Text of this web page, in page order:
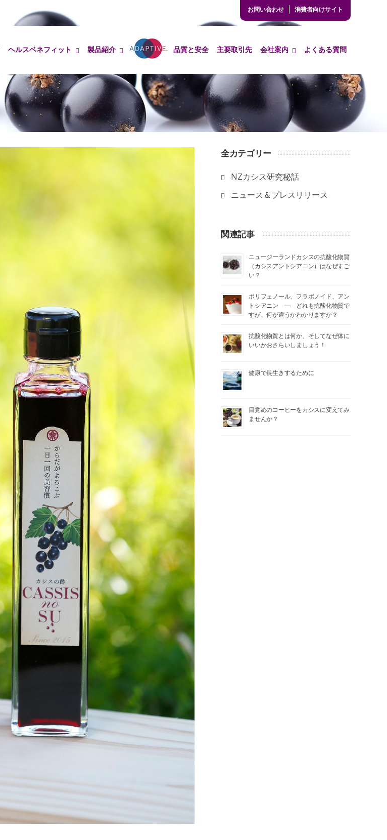
お問い合わせ 消費者向けサイト
ヘルスベネフィット 製品紹介 Adaptive 品質と安全 主要取引先 会社案内 よくある質問
全カテゴリー
NZカシス研究秘話
ニュース＆プレスリリース
関連記事
ニュージーランドカシスの抗酸化物質
（カシスアントシアニン）はなぜすご
い？
ポリフェノール、フラボノイド、アン
トシアニン ― どれも抗酸化物質で
すが、何が違うかわかりますか？
抗酸化物質とは何か、そしてなぜ体に
いいかおさらいしましょう！
健康で長生きするために
目覚めのコーヒーをカシスに変えてみ
ませんか？